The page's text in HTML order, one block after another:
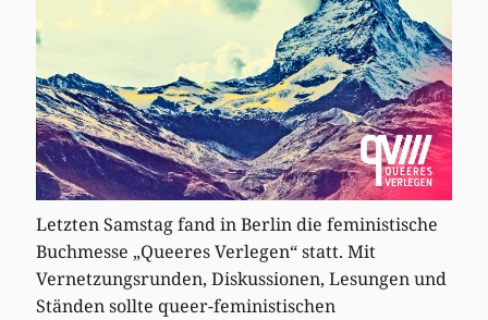
Letzten Samstag fand in Berlin die feministische
Buchmesse „Queeres Verlegen“ statt. Mit
Vernetzungsrunden, Diskussionen, Lesungen und
Ständen sollte queer-feministischen